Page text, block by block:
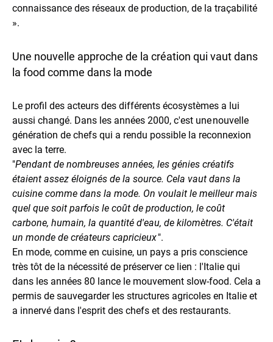
connaissance des réseaux de production, de la traçabilité
».
Une nouvelle approche de la création qui vaut dans
la food comme dans la mode
Le profil des acteurs des différents écosystèmes a lui
aussi changé. Dans les années 2000, c'est une nouvelle
génération de chefs qui a rendu possible la reconnexion
avec la terre.
"Pendant de nombreuses années, les génies créatifs
étaient assez éloignés de la source. Cela vaut dans la
cuisine comme dans la mode. On voulait le meilleur mais
quel que soit parfois le coût de production, le coût
carbone, humain, la quantité d'eau, de kilomètres. C'était
un monde de créateurs capricieux".
En mode, comme en cuisine, un pays a pris conscience
très tôt de la nécessité de préserver ce lien : l'Italie qui
dans les années 80 lance le mouvement slow-food. Cela a
permis de sauvegarder les structures agricoles en Italie et
a innervé dans l'esprit des chefs et des restaurants.